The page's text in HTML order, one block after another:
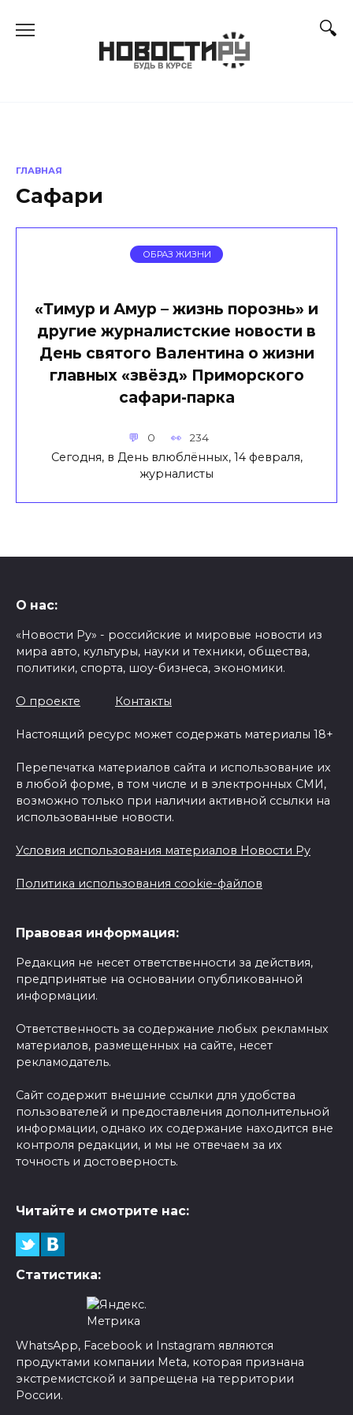
ГЛАВНАЯ
Сафари
ОБРАЗ ЖИЗНИ
«Тимур и Амур – жизнь порознь» и
другие журналистские новости в
День святого Валентина о жизни
главных «звёзд» Приморского
сафари-парка
0 234
Сегодня, в День влюблённых, 14 февраля,
журналисты
О нас:
«Новости Ру» - российские и мировые новости из
мира авто, культуры, науки и техники, общества,
политики, спорта, шоу-бизнеса, экономики.
О проекте Контакты
Настоящий ресурс может содержать материалы 18+
Перепечатка материалов сайта и использование их
в любой форме, в том числе и в электронных СМИ,
возможно только при наличии активной ссылки на
использованные новости.
Условия использования материалов Новости Ру
Политика использования cookie-файлов
Правовая информация:
Редакция не несет ответственности за действия,
предпринятые на основании опубликованной
информации.
Ответственность за содержание любых рекламных
материалов, размещенных на сайте, несет
рекламодатель.
Сайт содержит внешние ссылки для удобства
пользователей и предоставления дополнительной
информации, однако их содержание находится вне
контроля редакции, и мы не отвечаем за их
точность и достоверность.
Читайте и смотрите нас:
Статистика:
WhatsApp, Facebook и Instagram являются
продуктами компании Meta, которая признана
экстремистской и запрещена на территории
России.